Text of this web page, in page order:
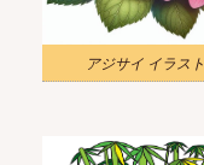
アジサイ イラスト